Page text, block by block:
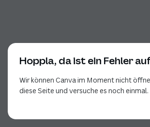
Hoppla, da ist ein Fehler
Wir können Canva im Moment nicht
diese Seite und versuche es noch einmal.